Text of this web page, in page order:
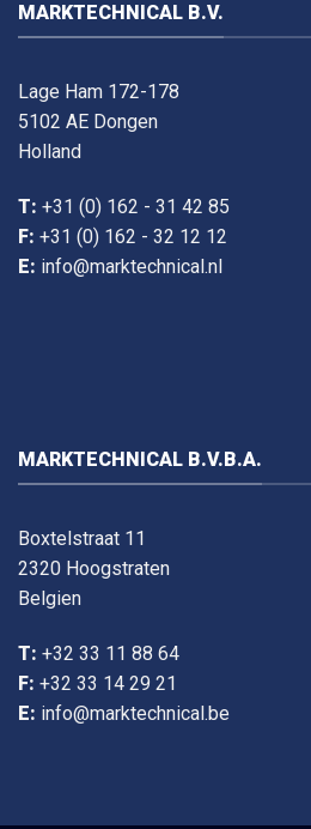
MARKTECHNICAL B.V.
Lage Ham 172-178
5102 AE Dongen
Holland
T: +31 (0) 162 - 31 42 85
F: +31 (0) 162 - 32 12 12
E: info@marktechnical.nl
MARKTECHNICAL B.V.B.A.
Boxtelstraat 11
2320 Hoogstraten
Belgien
T: +32 33 11 88 64
F: +32 33 14 29 21
E: info@marktechnical.be